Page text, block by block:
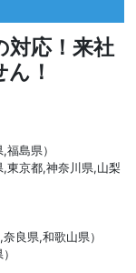
対応！来社
！
島県）
東京都,神奈川県,山梨
良県,和歌山県）